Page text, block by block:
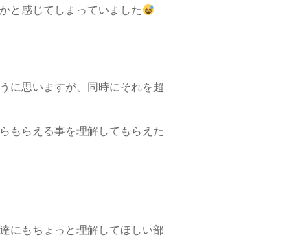
と感じてしまっていました
に思いますが、同時にそれを超
もらえる事を理解してもらえた
にもちょっと理解してほしい部